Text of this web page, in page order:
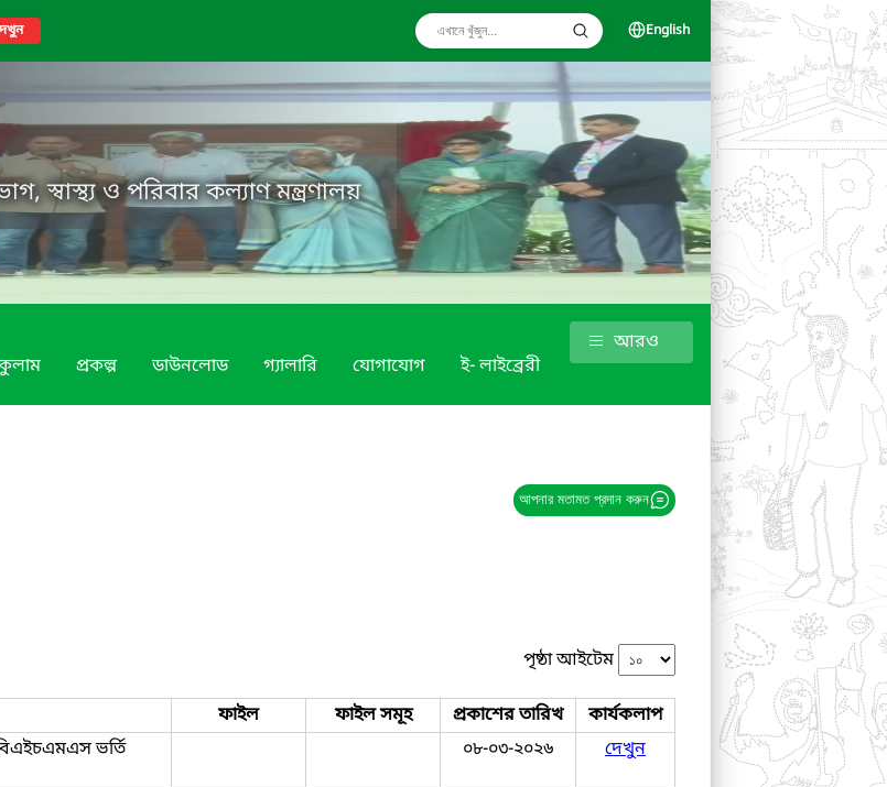
English
স্বাস্থ্য ও পরিবার কল্যাণ মন্ত্রণালয়
প্রকল্প ডাউনলোড গ্যালারি যোগাযোগ ই- লাইব্রেরী
আরও
আপনার মতামত প্রদান করুন
পৃষ্ঠা আইটেম
ফাইল ফাইল সমূহ প্রকাশের তারিখ
কার্যকলাপ
ভর্তি
০৮-০৩-২০২৬ দেখুন